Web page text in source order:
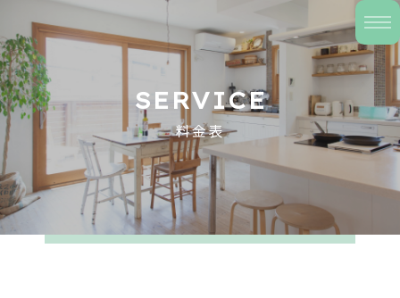
SERVICE
料金表